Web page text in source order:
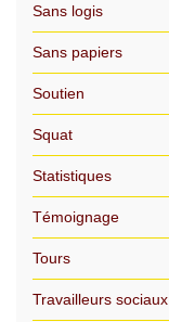
Sans logis
Sans papiers
Soutien
Squat
Statistiques
Témoignage
Tours
Travailleurs sociaux